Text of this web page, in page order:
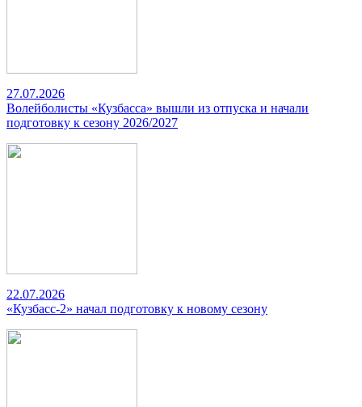
27.07.2026
Волейболисты «Кузбасса» вышли из отпуска и начали
подготовку к сезону 2026/2027
22.07.2026
«Кузбасс-2» начал подготовку к новому сезону